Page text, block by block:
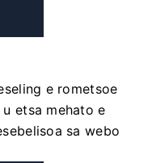
e rometsoe
etsa mehato e
sa webo